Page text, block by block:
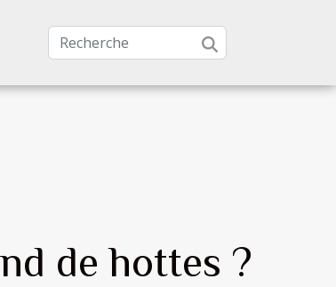
de hottes ?